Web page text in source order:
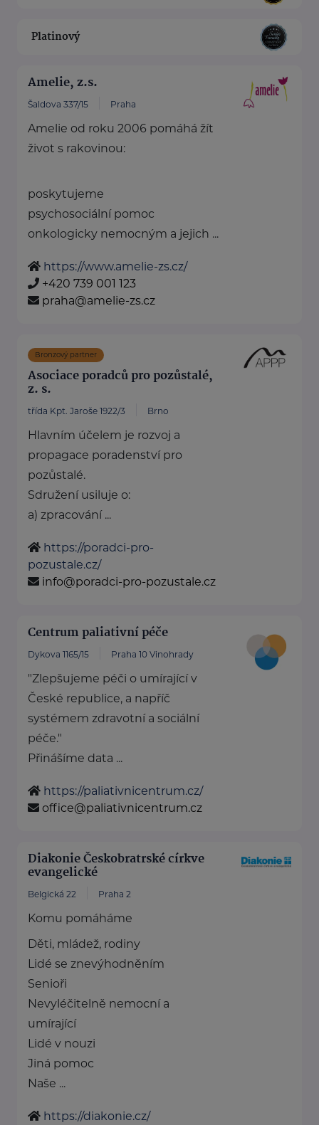
Platinový
Amelie, z.s.
Šaldova 337/15 Praha
Amelie od roku 2006 pomáhá žít
život s rakovinou:
poskytujeme
psychosociální pomoc
onkologicky nemocným a jejich ...
https://www.amelie-zs.cz/
+420 739 001 123
praha@amelie-zs.cz
Bronzový partner
Asociace poradců pro pozůstalé,
z. s.
třída Kpt. Jaroše 1922/3 Brno
Hlavním účelem je rozvoj a
propagace poradenství pro
pozůstalé.
Sdružení usiluje o:
a) zpracování ...
https://poradci-pro-
pozustale.cz/
info@poradci-pro-pozustale.cz
Centrum paliativní péče
Dykova 1165/15 Praha 10 Vinohrady
"Zlepšujeme péči o umírající v
České republice, a napříč
systémem zdravotní a sociální
péče."
Přinášíme data ...
https://paliativnicentrum.cz/
office@paliativnicentrum.cz
Diakonie Českobratrské církve
evangelické
Belgická 22 Praha 2
Komu pomáháme
Děti, mládež, rodiny
Lidé se znevýhodněním
Senioři
Nevyléčitelně nemocní a
umírající
Lidé v nouzi
Jiná pomoc
Naše ...
https://diakonie.cz/